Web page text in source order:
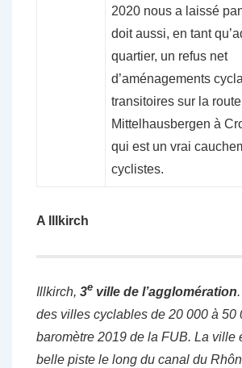
2020 nous a laissé
doit aussi, en tant
quartier, un refus net
d’aménagements
transitoires sur la
Mittelhausbergen à
qui est un vrai
cyclistes.
A Illkirch
Illkirch, 3e ville de l’agglomération
des villes cyclables de 20 000 à 50
baromètre 2019 de la FUB. La ville
belle piste le long du canal du